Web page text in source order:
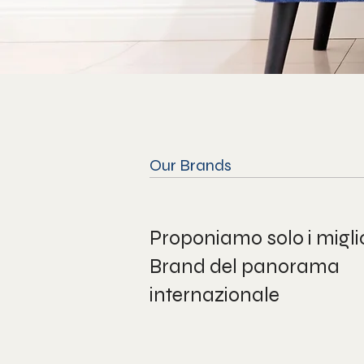
Our Brands
Proponiamo solo i
Brand del panorama
internazionale